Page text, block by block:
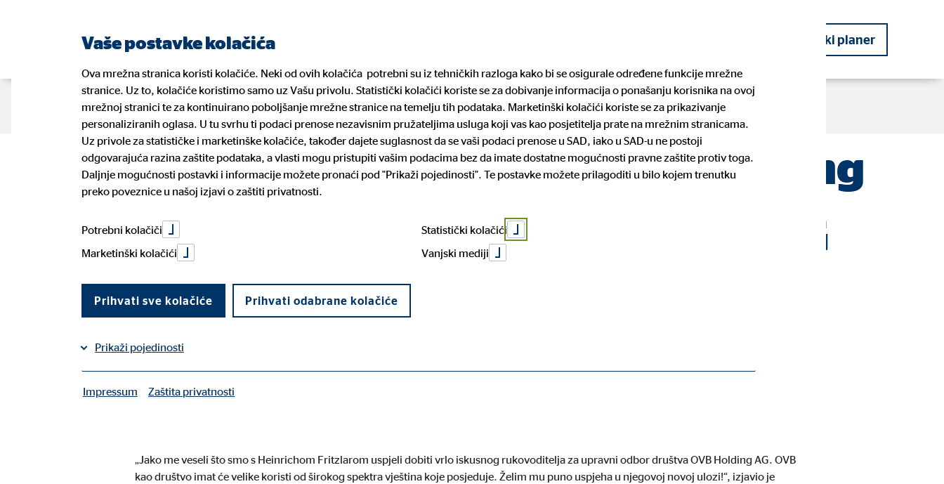
Postanite financijski planer
O nama
Naši financijski planeri Naši partneri Povijest tvrtke OVB Priče
Naše usluge
Vaše zdravlje Vaše osiguranje Dom i mobilnost Planiranje budućnosti
Dogovorite konzultacije
Blog Karijera
Prednosti posla financijskog
planera
Prilika za posao Prilika za napredovanje
Pronađite kontakt osobu i prijavite
se
Mediji Pravne informacije
GDPR
Informacije o sustavu zaštite
ulagatelja
Prijava nepravilnosti Stambeno potrošačko kreditiranje
Heinrich Fritzlar je novi Chief Operating
Officer (COO) društva OVB Holding AG
04. srpnja 2022|OVB Allfinanz Croatia d.o.o.
Podijeli na Facebooku
„Jako me veseli što smo s Heinrichom Fritzlarom uspjeli dobiti vrlo iskusnog rukovoditelja za upravni odbor društva OVB Holding AG. OVB
kao društvo imat će velike koristi od širokog spektra vještina koje posjeduje. Želim mu puno uspjeha u njegovoj novoj ulozi!“, izjavio je
Vaše postavke kolačića
Ova mrežna stranica koristi kolačiće. Neki od ovih kolačića potrebni su iz tehničkih razloga kako bi se osigurale određene funkcije mrežne
stranice. Uz to, kolačiće koristimo samo uz Vašu privolu. Statistički kolačići koriste se za dobivanje informacija o ponašanju korisnika na ovoj
mrežnoj stranici te za kontinuirano poboljšanje mrežne stranice na temelju tih podataka. Marketinški kolačići koriste se za prikazivanje
personaliziranih oglasa. U tu svrhu ti podaci prenose nezavisnim pružateljima usluga koji vas kao posjetitelja prate na mrežnim stranicama.
Uz privole za statističke i marketinške kolačiće, također dajete suglasnost da se vaši podaci prenose u SAD, iako u SAD-u ne postoji
odgovarajuća razina zaštite podataka, a vlasti mogu pristupiti vašim podacima bez da imate dostatne mogućnosti pravne zaštite protiv toga.
Daljnje mogućnosti postavki i informacije možete pronaći pod "Prikaži pojedinosti". Te postavke možete prilagoditi u bilo kojem trenutku
preko poveznice u našoj izjavi o zaštiti privatnosti.
Potrebni kolačiči
Statistički kolačići
Marketinški kolačići
Vanjski mediji
Prihvati sve kolačiće Prihvati odabrane kolačiće
Prikaži pojedinosti
Impressum Zaštita privatnosti